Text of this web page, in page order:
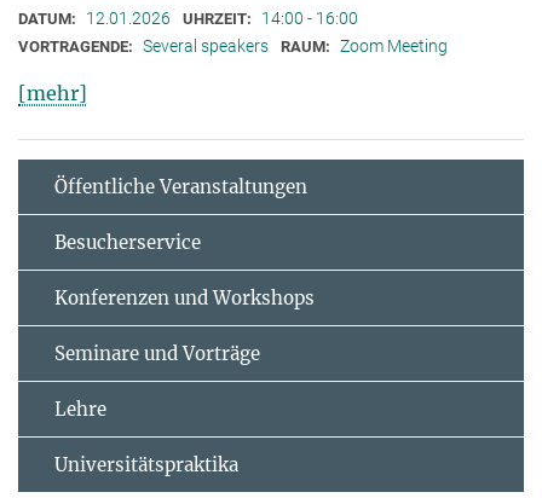
DATUM: 12.01.2026 UHRZEIT: 14:00 - 16:00
VORTRAGENDE: Several speakers RAUM: Zoom Meeting
[mehr]
Öffentliche Veranstaltungen
Besucherservice
Konferenzen und Workshops
Seminare und Vorträge
Lehre
Universitätspraktika